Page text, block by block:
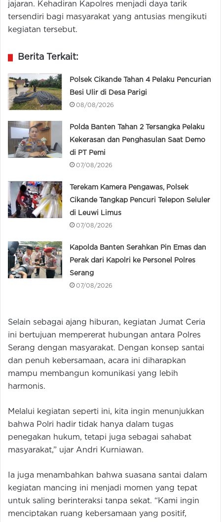
jajaran. Kehadiran Kapolres menjadi daya tarik
tersendiri bagi masyarakat yang antusias mengikuti
kegiatan tersebut.
Berita Terkait:
Polsek Cikande Tahan 4 Pelaku Pencurian
Besi Ulir di Desa Parigi
08/08/2026
Polda Banten Tahan 2 Tersangka Pelaku
Kekerasan dan Penghasulan Saat Demo
di PT Pemi
07/08/2026
Terekam Kamera Pengawas, Polsek
Cikande Tangkap Pencuri Telepon Seluler
di Leuwi Limus
07/08/2026
Kapolda Banten Serahkan Pin Emas dan
Perak dari Kapolri ke Personel Polres
Serang
07/08/2026
Selain sebagai ajang hiburan, kegiatan Jumat Ceria
ini bertujuan mempererat hubungan antara Polres
Serang dengan masyarakat. Dengan konsep santai
dan penuh kebersamaan, acara ini diharapkan
mampu membangun komunikasi yang lebih
harmonis.
Melalui kegiatan seperti ini, kita ingin menunjukkan
bahwa Polri hadir tidak hanya dalam tugas
penegakan hukum, tetapi juga sebagai sahabat
masyarakat,” ujar Andri Kurniawan.
Ia juga menambahkan bahwa suasana santai dalam
kegiatan mancing ini menjadi momen yang tepat
untuk saling berinteraksi tanpa sekat. “Kami ingin
menciptakan ruang kebersamaan yang positif,